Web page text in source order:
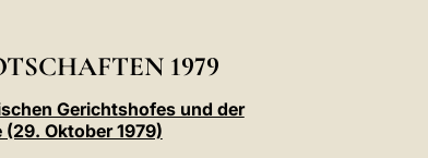
DEUTSCH
POLSKI
1979
Gerichtshofes und der
Oktober 1979)